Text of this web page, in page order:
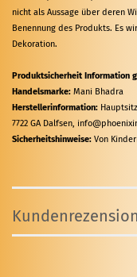
nicht als Aussage über deren
Benennung des Produkts. Es
Dekoration.
Produktsicherheit Information
Handelsmarke: Mani Bhadra
Herstellerinformation:
7722 GA Dalfsen,
Sicherheitshinweise: Von